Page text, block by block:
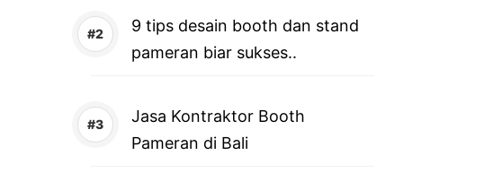
9 tips desain booth dan stand
pameran biar sukses..
Jasa Kontraktor Booth
Pameran di Bali